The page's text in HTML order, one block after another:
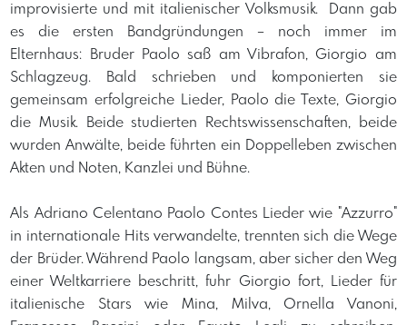
improvisierte und mit italienischer Volksmusik. ​ Dann gab
es die ersten Bandgründungen – noch immer im
Elternhaus: Bruder Paolo saß am Vibrafon, Giorgio am
Schlagzeug. Bald schrieben und komponierten sie
gemeinsam erfolgreiche Lieder, Paolo die Texte, Giorgio
die Musik. Beide studierten Rechtswissenschaften, beide
wurden Anwälte, beide führten ein Doppelleben zwischen
Akten und Noten, Kanzlei und Bühne.
Als Adriano Celentano Paolo Contes Lieder wie "Azzurro"
in internationale Hits verwandelte, trennten sich die Wege
der Brüder. Während Paolo langsam, aber sicher den Weg
einer Weltkarriere beschritt, fuhr Giorgio fort, Lieder für
italienische Stars wie Mina, Milva, Ornella Vanoni,